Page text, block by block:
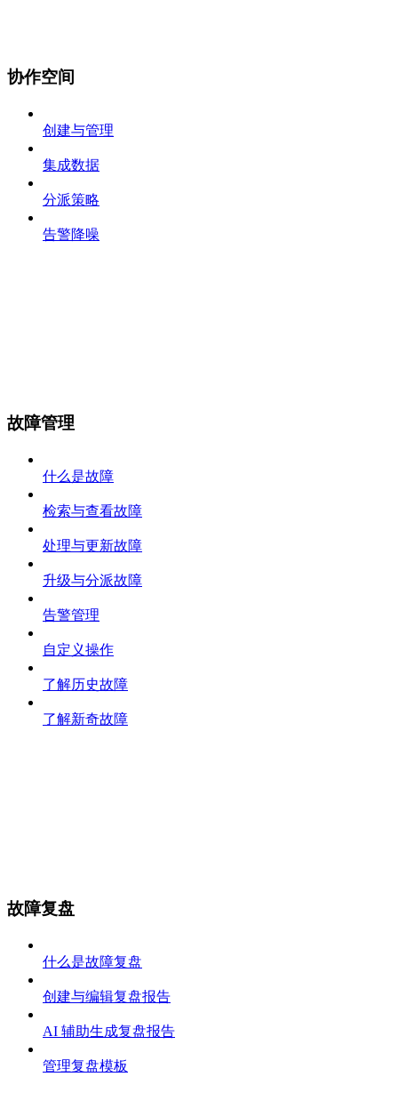
协作空间
创建与管理
集成数据
分派策略
告警降噪
故障管理
什么是故障
检索与查看故障
处理与更新故障
升级与分派故障
告警管理
自定义操作
了解历史故障
了解新奇故障
故障复盘
什么是故障复盘
创建与编辑复盘报告
AI 辅助生成复盘报告
管理复盘模板